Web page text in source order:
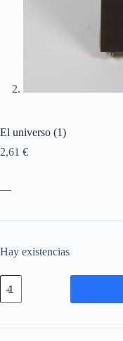
El universo (1)
2,61 €
—
Hay existencias